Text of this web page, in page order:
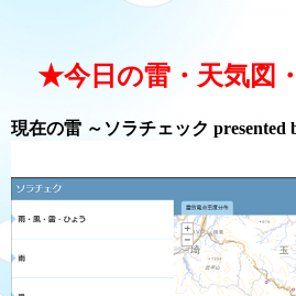
★今日の雷・天気図
現在の雷 ～ソラチェック presented